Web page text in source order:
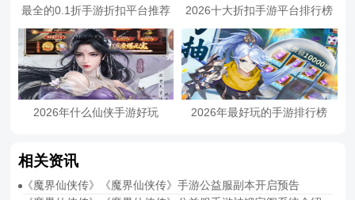
最全的0.1折手游折扣平台推荐 2026十大折扣手游平台排行榜
2026年什么仙侠手游好玩 2026年最好玩的手游排行榜
相关资讯
《魔界仙侠传》《魔界仙侠传》手游公益服副本开启预告